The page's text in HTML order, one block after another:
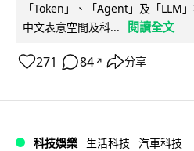
「Token」、「Agent」及「LLM
中文表意空間及科...
閱讀全文
271 84 ↗ 分享
科技娛樂 生活科技 汽車科技